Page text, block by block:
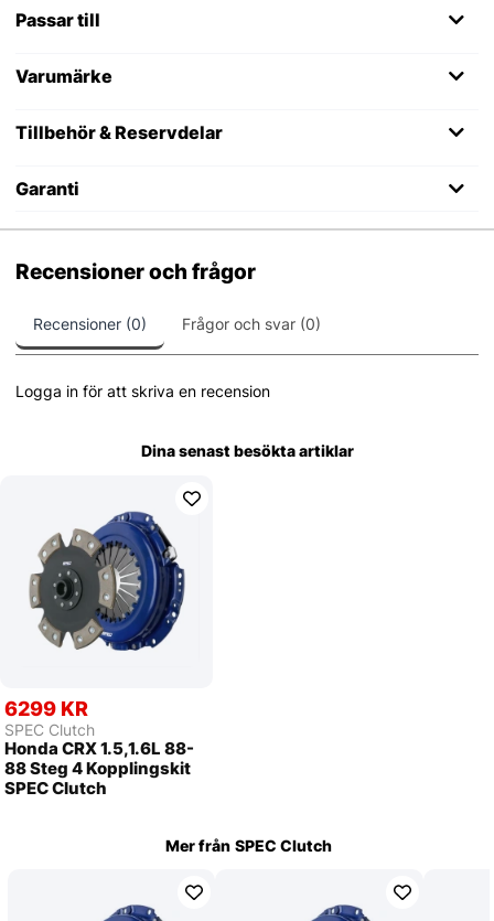
Passar till
Varumärke
Tillbehör & Reservdelar
Garanti
Recensioner och frågor
Recensioner (0) Frågor och svar (0)
Logga in för att skriva en recension
Dina senast besökta artiklar
6299 KR
SPEC Clutch
Honda CRX 1.5,1.6L 88-
88 Steg 4 Kopplingskit
SPEC Clutch
Mer från SPEC Clutch